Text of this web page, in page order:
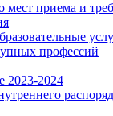
мест приема и
профессий
2023-2024